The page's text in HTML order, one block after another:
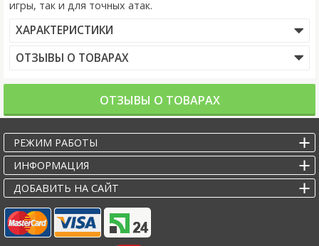
игры, так и для точных атак.
ХАРАКТЕРИСТИКИ
ОТЗЫВЫ О ТОВАРАХ
ОТЗЫВЫ О ТОВАРАХ
РЕЖИМ РАБОТЫ
ИНФОРМАЦИЯ
ДОБАВИТЬ НА САЙТ